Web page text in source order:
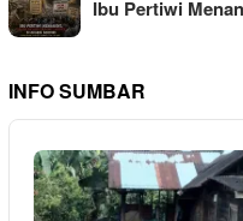
Ibu Pertiwi
INFO SUMBAR